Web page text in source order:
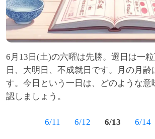
6月13日(土)の六曜は先勝。選日は一
日、大明日、不成就日です。月の月齢
す。今日という一日は、どのような意
認しましょう。
6/11 6/12 6/13 6/14